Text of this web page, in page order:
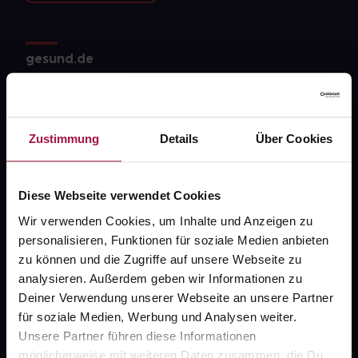
Zustimmung Details Über Cookies
Diese Webseite verwendet Cookies
Wir verwenden Cookies, um Inhalte und Anzeigen zu
personalisieren, Funktionen für soziale Medien anbieten
zu können und die Zugriffe auf unsere Webseite zu
analysieren. Außerdem geben wir Informationen zu
Deiner Verwendung unserer Webseite an unsere Partner
für soziale Medien, Werbung und Analysen weiter.
Unsere Partner führen diese Informationen
möglicherweise mit weiteren Daten zusammen, die Du
gesund.de
gesund-versorger.de
Sanitätshäuser
Datenschutz
AGB